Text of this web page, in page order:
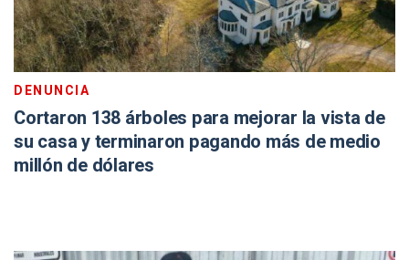
DENUNCIA
Cortaron 138 árboles para mejorar la vista de
su casa y terminaron pagando más de medio
millón de dólares